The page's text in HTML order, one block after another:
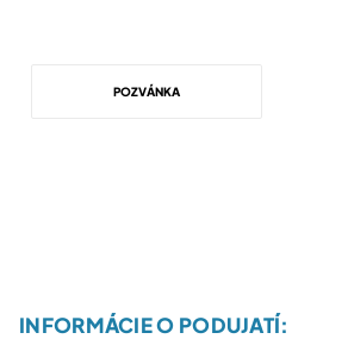
POZVÁNKA
INFORMÁCIE O PODUJATÍ: